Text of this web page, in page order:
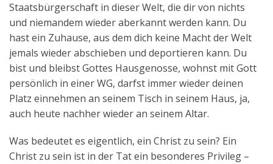
Staatsbürgerschaft in dieser Welt, die dir von nichts
und niemandem wieder aberkannt werden kann. Du
hast ein Zuhause, aus dem dich keine Macht der Welt
jemals wieder abschieben und deportieren kann. Du
bist und bleibst Gottes Hausgenosse, wohnst mit Gott
persönlich in einer WG, darfst immer wieder deinen
Platz einnehmen an seinem Tisch in seinem Haus, ja,
auch heute nachher wieder an seinem Altar.
Was bedeutet es eigentlich, ein Christ zu sein? Ein
Christ zu sein ist in der Tat ein besonderes Privileg –